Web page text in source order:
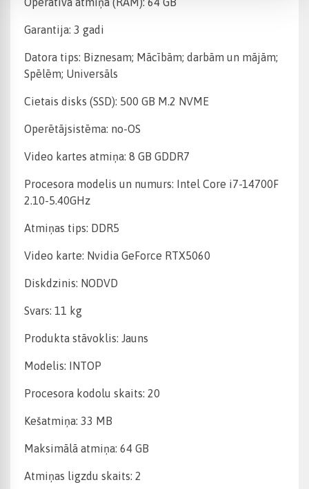
Garantija: 3 gadi
Datora tips: Biznesam; Mācībām; darbām un mājām;
Spēlēm; Universāls
Cietais disks (SSD): 500 GB M.2 NVME
Operētājsistēma: no-OS
Video kartes atmiņa: 8 GB GDDR7
Procesora modelis un numurs: Intel Core i7-14700F
2.10-5.40GHz
Atmiņas tips: DDR5
Video karte: Nvidia GeForce RTX5060
Diskdzinis: NODVD
Svars: 11 kg
Produkta stāvoklis: Jauns
Modelis: INTOP
Procesora kodolu skaits: 20
Kešatmiņa: 33 MB
Maksimālā atmiņa: 64 GB
Atmiņas ligzdu skaits: 2